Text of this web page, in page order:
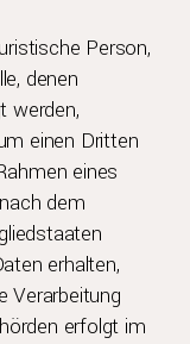
Person,
denen
werden,
einen Dritten
eines
dem
erhalten,
Verarbeitung
erfolgt im